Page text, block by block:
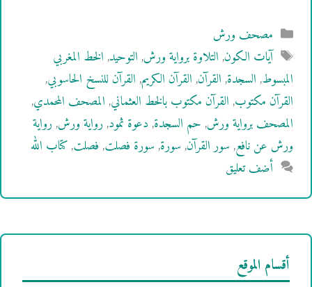
التصنيفات
مصحف ورش
الوسوم
آيات الكون,التلاوة برواية ورش,التوحيد,الخط المغربي
المبسوط,السجدة,القرآن,القرآن الكريم,القرآن للنسخ الحاسوبي,
القرآن مكتوب,القرآن مكتوب بالخط العثماني,المصحف المحمدي,
المصحف برواية ورش,حم السجدة,دعوة ثمود,رواية ورش,رواية
ورش عن نافع,سور القرآن,سورة,سورة فصلت,فصلت,كتاب الله
أضف تعليق
أقسام الموقع